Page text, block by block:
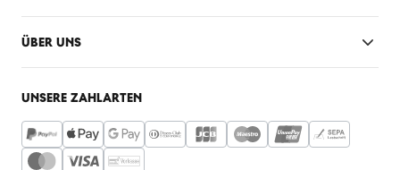
ÜBER UNS
UNSERE ZAHLARTEN